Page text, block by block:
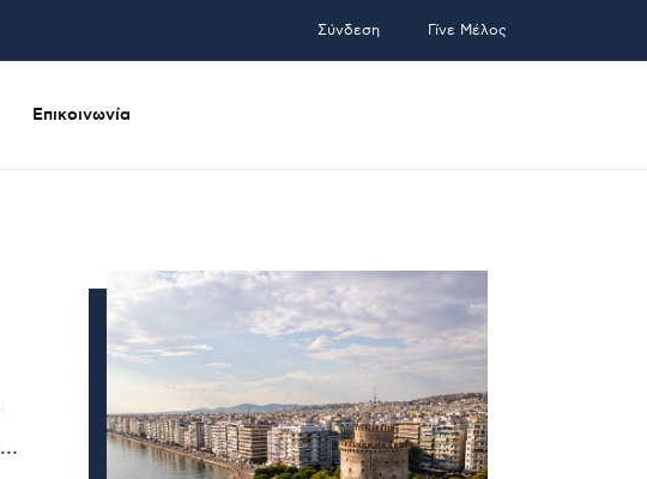
Σύνδεση Γίνε Μέλος
Επικοινωνία